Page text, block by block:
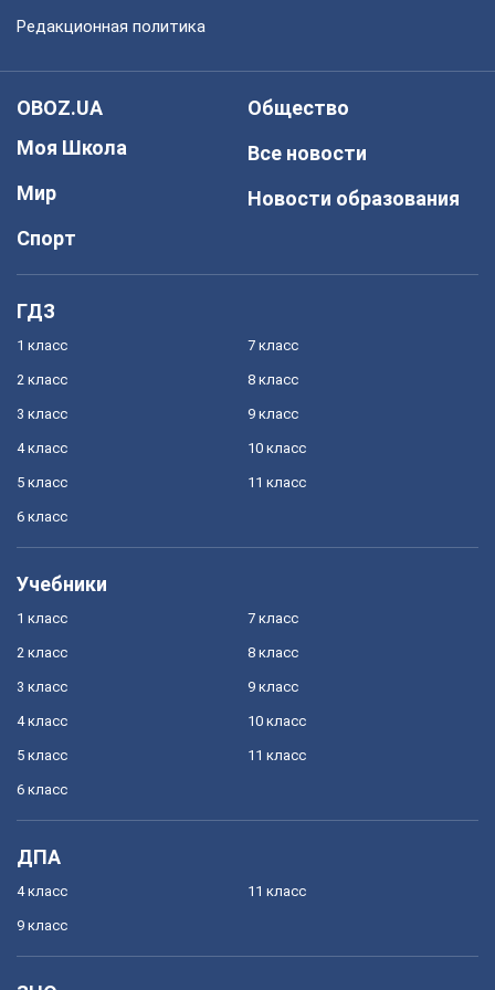
Редакционная политика
OBOZ.UA
Моя Школа
Мир
Спорт
Общество
Все новости
Новости образования
ГДЗ
1 класс
2 класс
3 класс
4 класс
5 класс
6 класс
7 класс
8 класс
9 класс
10 класс
11 класс
Учебники
1 класс
2 класс
3 класс
4 класс
5 класс
6 класс
7 класс
8 класс
9 класс
10 класс
11 класс
ДПА
4 класс
9 класс
11 класс